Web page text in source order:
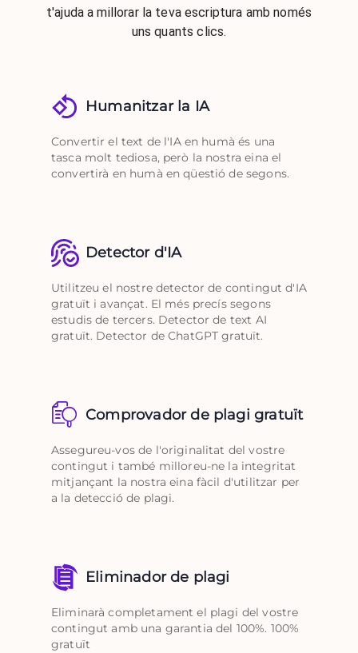
t'ajuda a millorar la teva escriptura amb només
uns quants clics.
Humanitzar la IA
Convertir el text de l'IA en humà és una
tasca molt tediosa, però la nostra eina el
convertirà en humà en qüestió de segons.
Detector d'IA
Utilitzeu el nostre detector de contingut d'IA
gratuït i avançat. El més precís segons
estudis de tercers. Detector de text AI
gratuït. Detector de ChatGPT gratuït.
Comprovador de plagi gratuït
Assegureu-vos de l'originalitat del vostre
contingut i també milloreu-ne la integritat
mitjançant la nostra eina fàcil d'utilitzar per
a la detecció de plagi.
Eliminador de plagi
Eliminarà completament el plagi del vostre
contingut amb una garantia del 100%. 100%
gratuït